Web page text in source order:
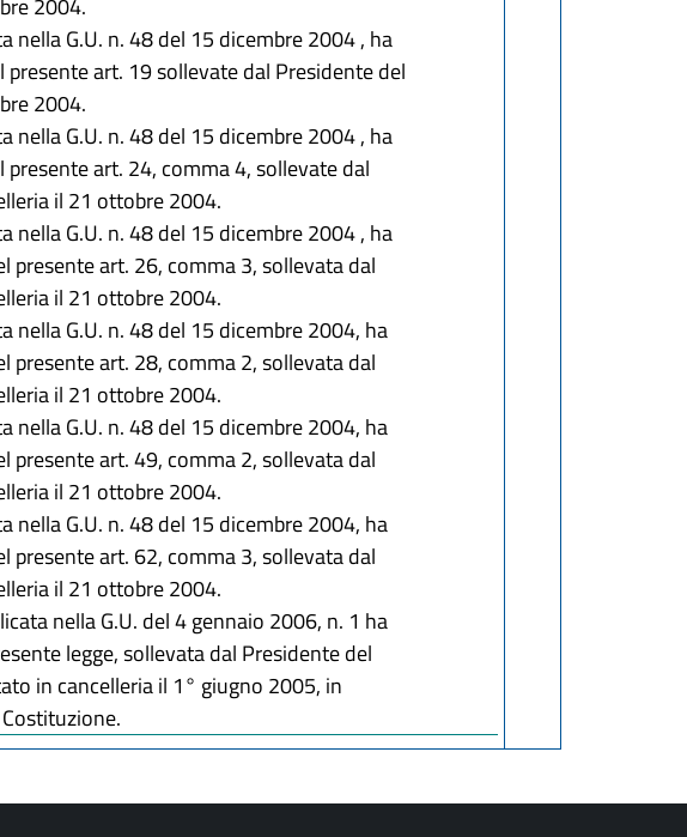
2004.
nella G.U. n. 48 del 15 dicembre 2004 , ha
art. 19 sollevate dal Presidente del
2004.
nella G.U. n. 48 del 15 dicembre 2004 , ha
art. 24, comma 4, sollevate dal
il 21 ottobre 2004.
nella G.U. n. 48 del 15 dicembre 2004 , ha
art. 26, comma 3, sollevata dal
il 21 ottobre 2004.
nella G.U. n. 48 del 15 dicembre 2004, ha
art. 28, comma 2, sollevata dal
il 21 ottobre 2004.
nella G.U. n. 48 del 15 dicembre 2004, ha
art. 49, comma 2, sollevata dal
il 21 ottobre 2004.
nella G.U. n. 48 del 15 dicembre 2004, ha
art. 62, comma 3, sollevata dal
il 21 ottobre 2004.
nella G.U. del 4 gennaio 2006, n. 1 ha
legge, sollevata dal Presidente del
in cancelleria il 1° giugno 2005, in